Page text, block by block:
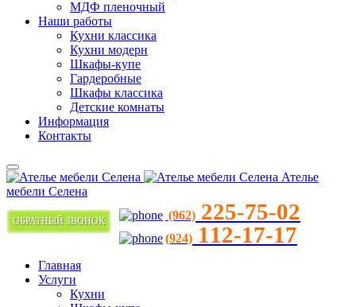
МДФ пленочный
Наши работы
Кухни классика
Кухни модерн
Шкафы-купе
Гардеробные
Шкафы классика
Детские комнаты
Информация
Контакты
Ателье
мебели Селена
ОБРАТНЫЙ ЗВОНОК (962) 225-75-02
(924) 112-17-17
Главная
Услуги
Кухни